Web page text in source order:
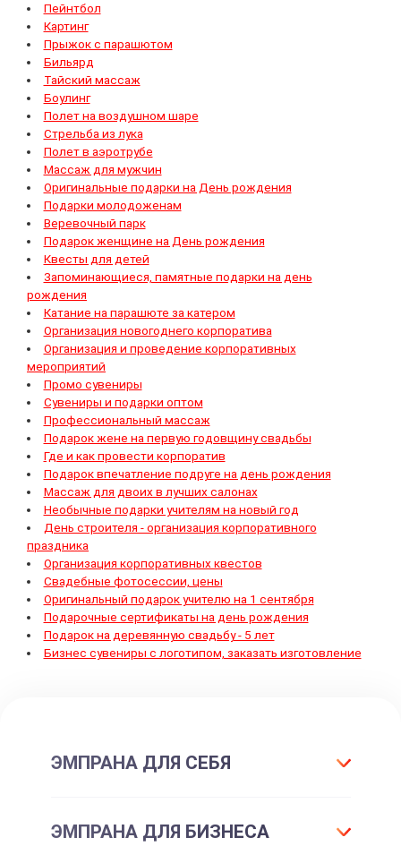
Пейнтбол
Картинг
Прыжок с парашютом
Бильярд
Тайский массаж
Боулинг
Полет на воздушном шаре
Стрельба из лука
Полет в аэротрубе
Массаж для мужчин
Оригинальные подарки на День рождения
Подарки молодоженам
Веревочный парк
Подарок женщине на День рождения
Квесты для детей
Запоминающиеся, памятные подарки на день
рождения
Катание на парашюте за катером
Организация новогоднего корпоратива
Организация и проведение корпоративных
мероприятий
Промо сувениры
Сувениры и подарки оптом
Профессиональный массаж
Подарок жене на первую годовщину свадьбы
Где и как провести корпоратив
Подарок впечатление подруге на день рождения
Массаж для двоих в лучших салонах
Необычные подарки учителям на новый год
День строителя - организация корпоративного
праздника
Организация корпоративных квестов
Свадебные фотосессии, цены
Оригинальный подарок учителю на 1 сентября
Подарочные сертификаты на день рождения
Подарок на деревянную свадьбу - 5 лет
Бизнес сувениры с логотипом, заказать изготовление
ЭМПРАНА ДЛЯ СЕБЯ
Все впечатления
ЭМПРАНА ДЛЯ БИЗНЕСА